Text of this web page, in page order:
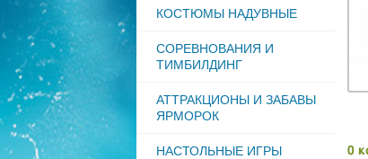
КОСТЮМЫ НАДУВНЫЕ
СОРЕВНОВАНИЯ И
ТИМБИЛДИНГ
АТТРАКЦИОНЫ И ЗАБАВЫ
ЯРМОРОК
НАСТОЛЬНЫЕ ИГРЫ
0